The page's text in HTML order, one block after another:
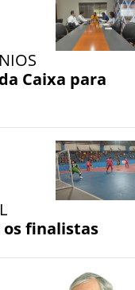
Caixa para
os finalistas